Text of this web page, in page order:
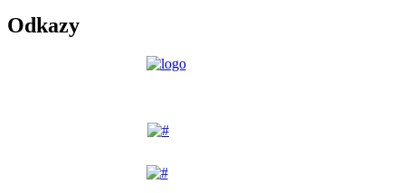
Odkazy